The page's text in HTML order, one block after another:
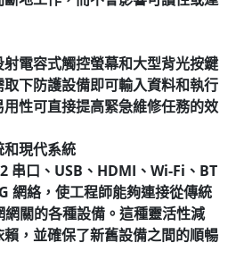
電容式觸控螢幕和大型背光按鍵
下防護設備即可輸入資料和執行
性可直接提高緊急維修任務的效
現代系統
串口、USB、HDMI、Wi-Fi、BT
網絡，使工程師能夠連接從傳統
網關的各種設備。這種靈活性減
，並確保了新舊設備之間的順暢